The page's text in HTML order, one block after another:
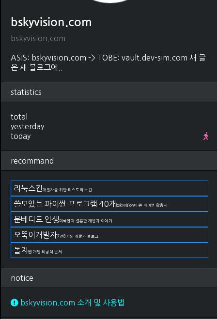
bskyvision.com
bskyvision.com
ASIS: bskyvision.com -> TOBE: vault.dev-sim.com 새 글
은 새 블로그에..
statistics
total
yesterday
today
recommand
리눅스킨 개발자를 위한 티스토리 스킨
쓸모있는 파이썬 프로그램 40개 bskyvision이 쓴 파이썬 활용서
문베디드 인생 미국인과 결혼한 개발자 이야기
오뚝이개발자7전8기의 개발자 블로그
돌지 웹 개발 비공식 문서
notice
bskyvision.com 소개 및 사용법